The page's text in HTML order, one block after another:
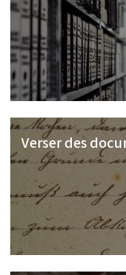
Verser des